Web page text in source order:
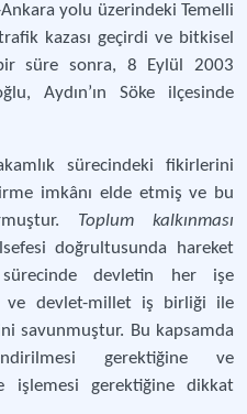
yolu üzerindeki Temelli
kazası geçirdi ve bitkisel
süre sonra, 8 Eylül 2003
Aydın’ın Söke ilçesinde
sürecindeki fikirlerini
imkânı elde etmiş ve bu
Toplum kalkınması
doğrultusunda hareket
sürecinde devletin her işe
ve devlet-millet iş birliği ile
savunmuştur. Bu kapsamda
gerektiğine ve
işlemesi gerektiğine dikkat